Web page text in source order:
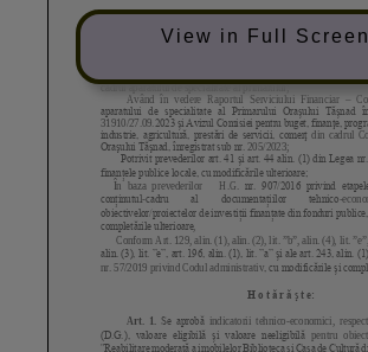
View in Full Screen